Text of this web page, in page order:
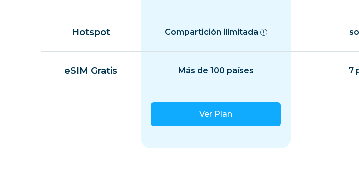
Hotspot Compartición ilimitada
eSIM Gratis Más de 100 países 7
Ver Plan